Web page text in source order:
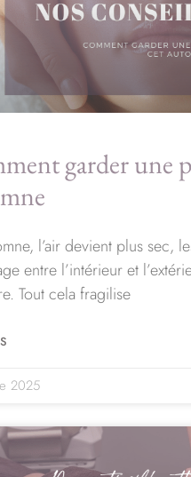
garder une
l’air devient plus sec,
entre l’intérieur et
Tout cela fragilise
2025